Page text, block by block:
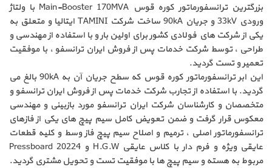
بزرگترین ترانسفورماتور کوره قوس Main-Booster 170MVA با ولتاژ
ورودی 33kVو جریان90kA ساخت شرکت TAMINIایتالیا و متعلق به
یکی از شرکت های فولادی کشور برای اولین بار و با استفاده از مهندسی و
طراحی ، توسط شرکت خدمات پس از فروش ایران ترانسفو ، با موفقیت
تعمیر و تست گردید.
این ابر ترانسفورماتور کوره قوس که سطح جریان آن به90kA بالغ می
گردید. با استفاده از تجارب شرکت خدمات پس از فروش ایران ترانسفو و
متخصصان و کارشناسان شرکت ایران ترانسفو مورد بازبینی و مهندسی
معکوس قرار گرفت و ضمن تعویض کامل سیم پیچ های یکی از فازهای
ترانسفورماتور اصلی ، ترمیم و اصلاح سیم پیچ فاز وسط و کلیه قطعات
عایقی ویژه و فرم دار با کلاس عایقیH.G.W و Pressboard 20224
مربوط به هسته و سیم پیچ ها با موفقیت تست و تحویل مشتری گردید.